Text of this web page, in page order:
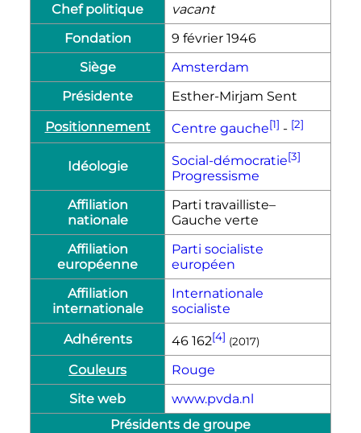
Chef politique
vacant
Fondation
9 février 1946
Siège
Amsterdam
Présidente
Esther-Mirjam Sent
Positionnement
Centre gauche[1] - [2]
Idéologie Social-démocratie[3]
Progressisme
Affiliation
nationale
Parti travailliste–
Gauche verte
Affiliation
européenne
Parti socialiste
européen
Affiliation
internationale
Internationale
socialiste
Adhérents
46 162[4] (2017)
Couleurs
Rouge
Site web
www.pvda.nl
Présidents de groupe